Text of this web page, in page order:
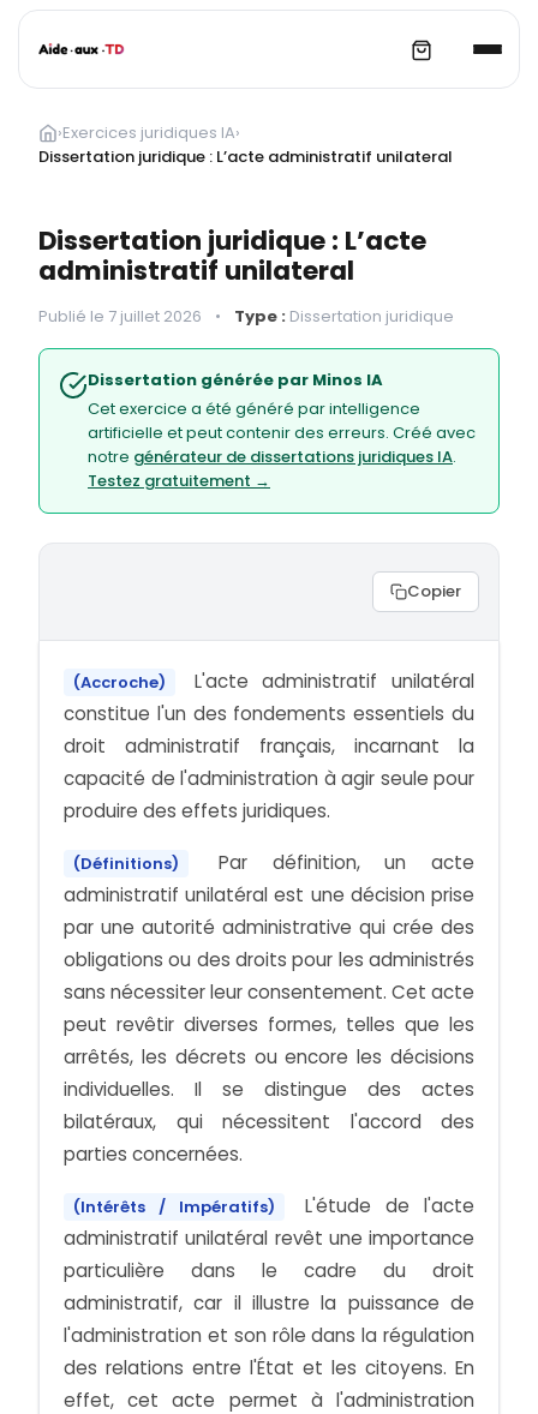
Aller
contenu
›Exercices juridiques IA›
Dissertation juridique : L’acte administratif unilateral
Dissertation juridique : L’acte
administratif unilateral
Publié le 7 juillet 2026 • Type : Dissertation juridique
Dissertation générée par Minos IA
Cet exercice a été généré par intelligence
artificielle et peut contenir des erreurs. Créé avec
notre générateur de dissertations juridiques IA.
Testez gratuitement →
Copier
(Accroche)
L'acte administratif unilatéral
constitue l'un des fondements essentiels du
droit administratif français, incarnant la
capacité de l'administration à agir seule pour
produire des effets juridiques.
(Définitions)
Par définition, un acte
administratif unilatéral est une décision prise
par une autorité administrative qui crée des
obligations ou des droits pour les administrés
sans nécessiter leur consentement. Cet acte
peut revêtir diverses formes, telles que les
arrêtés, les décrets ou encore les décisions
individuelles. Il se distingue des actes
bilatéraux, qui nécessitent l'accord des
parties concernées.
(Intérêts / Impératifs)
L'étude de l'acte
administratif unilatéral revêt une importance
particulière dans le cadre du droit
administratif, car il illustre la puissance de
l'administration et son rôle dans la régulation
des relations entre l'État et les citoyens. En
effet, cet acte permet à l'administration